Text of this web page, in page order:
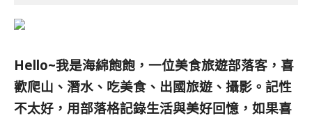
Hello~我是海綿飽飽，一位美食旅遊部落客， 喜
歡爬山、潛水、吃美食、出國旅遊、攝影。 記性
不太好，用部落格記錄生活與美好回憶， 如果喜